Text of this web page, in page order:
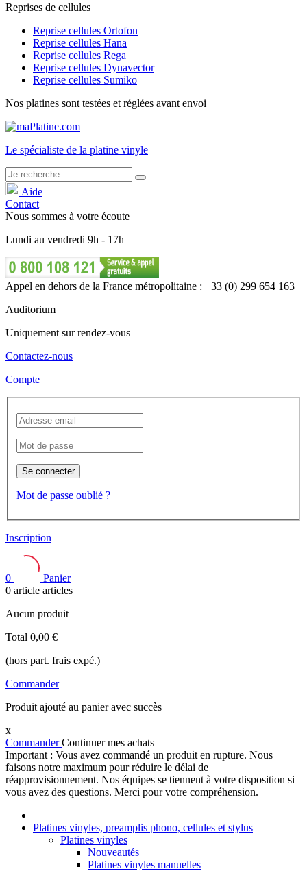
Reprises de cellules
Reprise cellules Ortofon
Reprise cellules Hana
Reprise cellules Rega
Reprise cellules Dynavector
Reprise cellules Sumiko
Nos platines sont testées et réglées avant envoi
Le spécialiste de la platine vinyle
Aide
Contact
Nous sommes à votre écoute
Lundi au vendredi 9h - 17h
Appel en dehors de la France métropolitaine : +33 (0) 299 654 163
Auditorium
Uniquement sur rendez-vous
Contactez-nous
Compte
Se connecter
Mot de passe oublié ?
Inscription
0
Panier
0 article articles
Aucun produit
Total 0,00 €
(hors part. frais expé.)
Commander
Produit ajouté au panier avec succès
x
CommanderContinuer mes achats
Important : Vous avez commandé un produit en rupture. Nous
faisons notre maximum pour réduire le délai de
réapprovisionnement. Nos équipes se tiennent à votre disposition si
vous avez des questions. Merci pour votre compréhension.
Platines vinyles, preamplis phono, cellules et stylus
Platines vinyles
Nouveautés
Platines vinyles manuelles